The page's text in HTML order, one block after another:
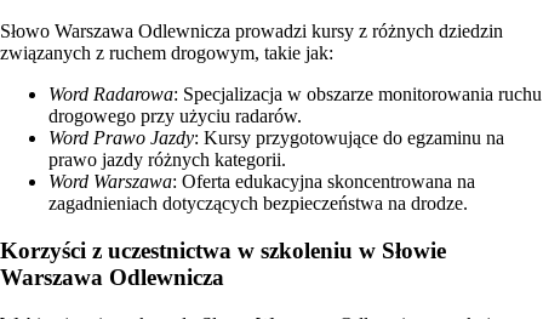
Słowo Warszawa Odlewnicza prowadzi kursy z różnych dziedzin
związanych z ruchem drogowym, takie jak:
Word Radarowa: Specjalizacja w obszarze monitorowania ruchu
drogowego przy użyciu radarów.
Word Prawo Jazdy: Kursy przygotowujące do egzaminu na
prawo jazdy różnych kategorii.
Word Warszawa: Oferta edukacyjna skoncentrowana na
zagadnieniach dotyczących bezpieczeństwa na drodze.
Korzyści z uczestnictwa w szkoleniu w Słowie
Warszawa Odlewnicza